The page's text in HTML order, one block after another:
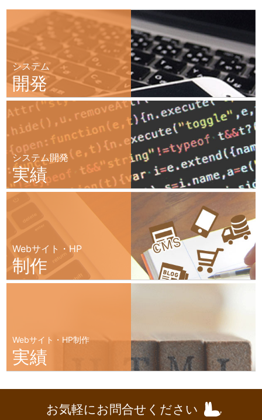
システム
開発
システム開発
実績
Webサイト・HP
制作
Webサイト・HP制作
実績
お気軽にお問合せください